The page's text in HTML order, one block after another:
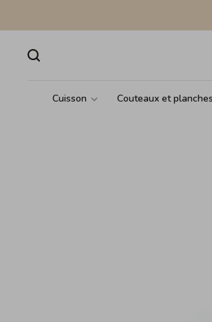
Cuisson Couteaux et planches